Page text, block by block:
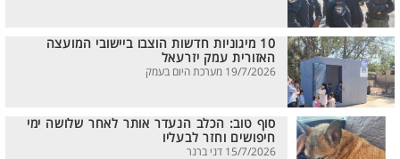
10 מיגוניות חדשות הוצבו ביישובי המועצה
האזורית עמק יזרעאל
19/7/2026 מערכת היום בעמק
סוף טוב: הכלב הנעדר אותר לאחר שלושה ימי
חיפושים וחזר לבעליו
15/7/2026 דני ברנר